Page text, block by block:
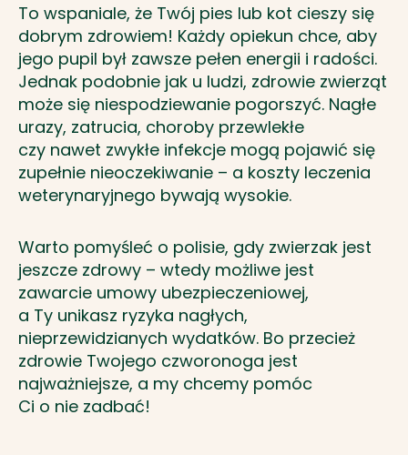
To wspaniale, że Twój pies lub kot cieszy się
dobrym zdrowiem! Każdy opiekun chce, aby
jego pupil był zawsze pełen energii i radości.
Jednak podobnie jak u ludzi, zdrowie zwierząt
może się niespodziewanie pogorszyć. Nagłe
urazy, zatrucia, choroby przewlekłe
czy nawet zwykłe infekcje mogą pojawić się
zupełnie nieoczekiwanie – a koszty leczenia
weterynaryjnego bywają wysokie.
Warto pomyśleć o polisie, gdy zwierzak jest
jeszcze zdrowy – wtedy możliwe jest
zawarcie umowy ubezpieczeniowej,
a Ty unikasz ryzyka nagłych,
nieprzewidzianych wydatków. Bo przecież
zdrowie Twojego czworonoga jest
najważniejsze, a my chcemy pomóc
Ci o nie zadbać!